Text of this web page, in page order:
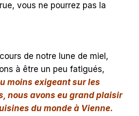
vous ne pourrez pas la
de notre lune de miel,
à être un peu fatigués,
moins exigeant sur les
nous avons eu grand plaisir
du monde à Vienne.